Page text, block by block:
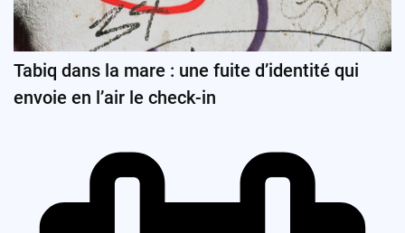
Tabiq dans la mare : une fuite d’identité qui
envoie en l’air le check-in